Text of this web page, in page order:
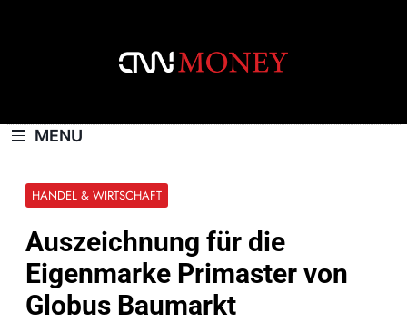
MENU
HANDEL & WIRTSCHAFT
Auszeichnung für die
Eigenmarke Primaster von
Globus Baumarkt